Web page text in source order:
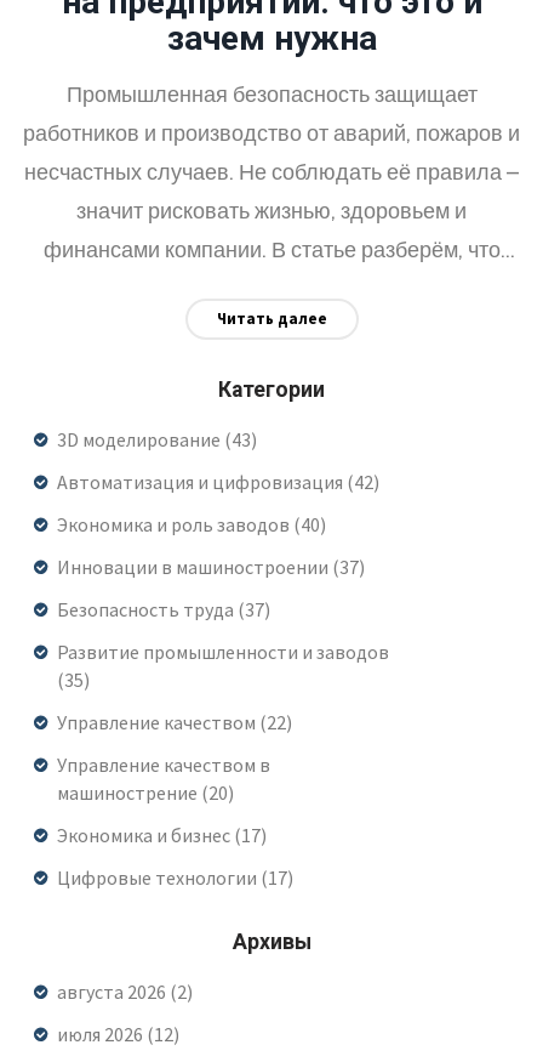
зачем нужна
Промышленная безопасность защищает
работников и производство от аварий, пожаров и
несчастных случаев. Не соблюдать её правила –
значит рисковать жизнью, здоровьем и
финансами компании. В статье разберём, что
почему этим нельзя пренебрегать и что делать,
конкретные советы, которые можно внедрять
сразу. Информация будет полезна всем — от
директора до рядового сотрудника.
Читать далее
Категории
3D моделирование (43)
Автоматизация и цифровизация (42)
Экономика и роль заводов (40)
Инновации в машиностроении (37)
Безопасность труда (37)
Развитие промышленности и заводов
(35)
Управление качеством (22)
Управление качеством в
машинострение (20)
Экономика и бизнес (17)
Цифровые технологии (17)
Архивы
августа 2026 (2)
июля 2026 (12)